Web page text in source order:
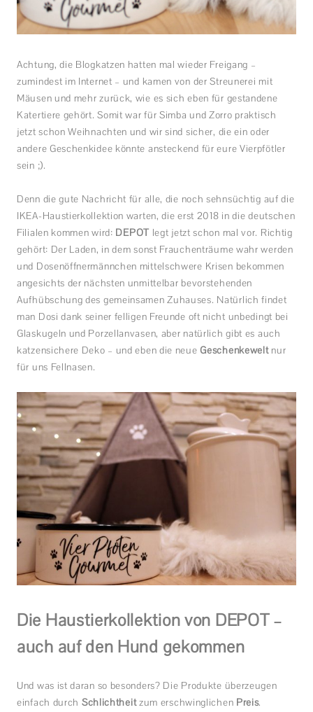
Achtung, die Blogkatzen hatten mal wieder Freigang –
zumindest im Internet – und kamen von der Streunerei mit
Mäusen und mehr zurück, wie es sich eben für gestandene
Katertiere gehört. Somit war für Simba und Zorro praktisch
jetzt schon Weihnachten und wir sind sicher, die ein oder
andere Geschenkidee könnte ansteckend für eure Vierpfötler
sein ;).
Denn die gute Nachricht für alle, die noch sehnsüchtig auf die
IKEA-Haustierkollektion warten, die erst 2018 in die deutschen
Filialen kommen wird: DEPOT legt jetzt schon mal vor. Richtig
gehört: Der Laden, in dem sonst Frauchenträume wahr werden
und Dosenöffnermännchen mittelschwere Krisen bekommen
angesichts der nächsten unmittelbar bevorstehenden
Aufhübschung des gemeinsamen Zuhauses. Natürlich findet
man Dosi dank seiner felligen Freunde oft nicht unbedingt bei
Glaskugeln und Porzellanvasen, aber natürlich gibt es auch
katzensichere Deko – und eben die neueGeschenkeweltnur
für uns Fellnasen.
Die Haustierkollektion von DEPOT –
auch auf den Hund gekommen
Und was ist daran so besonders? Die Produkte überzeugen
einfach durch Schlichtheitzum erschwinglichen Preis.